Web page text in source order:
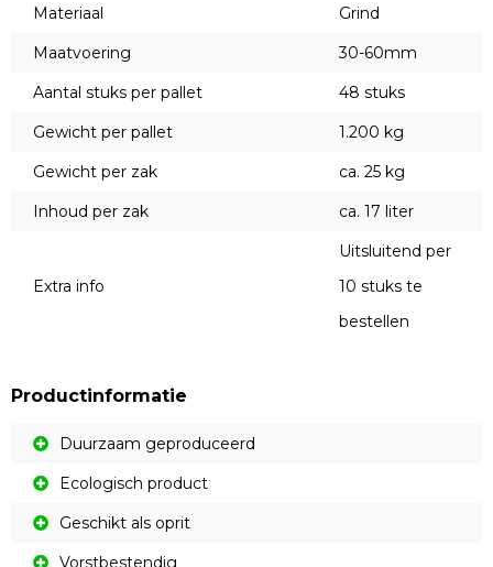
Materiaal
Grind
Maatvoering
30-60mm
Aantal stuks per pallet
48 stuks
Gewicht per pallet
1.200 kg
Gewicht per zak
ca. 25 kg
Inhoud per zak
ca. 17 liter
Extra info
Uitsluitend per
10 stuks te
bestellen
Productinformatie
Duurzaam geproduceerd
Ecologisch product
Geschikt als oprit
Vorstbestendig